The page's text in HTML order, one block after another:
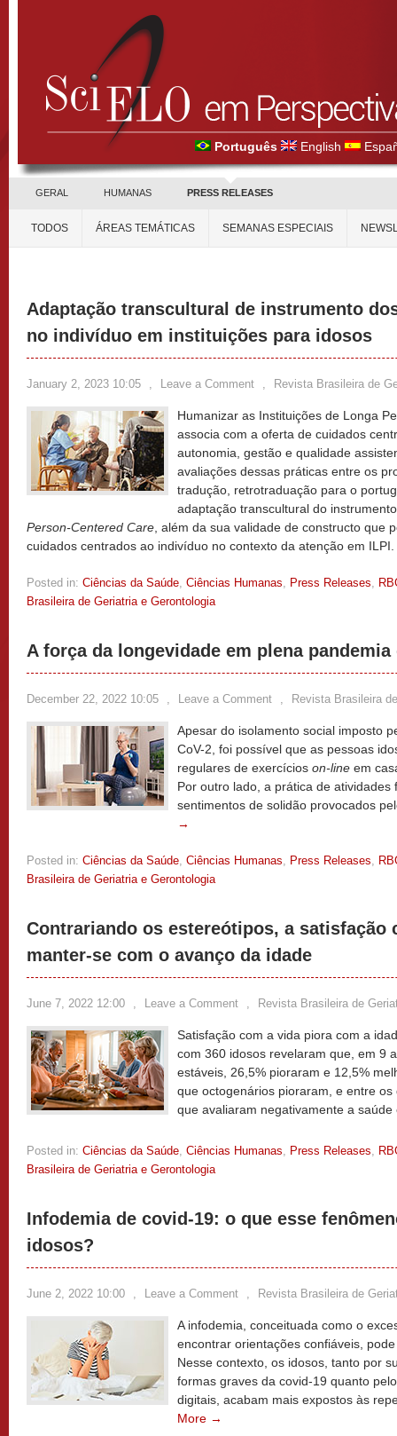
Português English
GERAL HUMANAS PRESS RELEASES
TODOS ÁREAS TEMÁTICAS SEMANAS ESPECIAIS
Adaptação transcultural de instrumento
no indivíduo em instituições para idosos
January 2, 2023 10:05 , Leave a Comment , Revista Brasileira de
Humanizar as Instituições de Longa
associa com a oferta de cuidados
autonomia, gestão e qualidade
avaliações dessas práticas entre os
tradução, retrotraduação para o
adaptação transcultural do
Person-Centered Care , além da sua validade de constructo que
cuidados centrados ao indivíduo no contexto da atenção em ILPI.
Posted in: Ciências da Saúde, Ciências Humanas, Press Releases,
Brasileira de Geriatria e Gerontologia
A força da longevidade em plena pandemia
December 22, 2022 10:05 , Leave a Comment , Revista Brasileira
Apesar do isolamento social imposto
CoV-2, foi possível que as pessoas
regulares de exercícios on-line em
Por outro lado, a prática de atividades
sentimentos de solidão provocados
→
Posted in: Ciências da Saúde, Ciências Humanas, Press Releases,
Brasileira de Geriatria e Gerontologia
Contrariando os estereótipos, a satisfação
manter-se com o avanço da idade
June 7, 2022 12:00 , Leave a Comment , Revista Brasileira de
Satisfação com a vida piora com a
com 360 idosos revelaram que, em 9
estáveis, 26,5% pioraram e 12,5%
que octogenários pioraram, e entre
que avaliaram negativamente a
Posted in: Ciências da Saúde, Ciências Humanas, Press Releases,
Brasileira de Geriatria e Gerontologia
Infodemia de covid-19: o que esse
idosos?
June 2, 2022 10:00 , Leave a Comment , Revista Brasileira de
A infodemia, conceituada como o
encontrar orientações confiáveis,
Nesse contexto, os idosos, tanto por
formas graves da covid-19 quanto
digitais, acabam mais expostos às
More →